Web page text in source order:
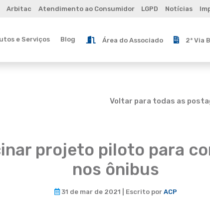
Arbitac Atendimento ao Consumidor LGPD Notícias
e Serviços Blog Área do Associado 2ª Via
Voltar para todas as
projeto piloto para
nos ônibus
31 de mar de 2021 | Escrito por ACP